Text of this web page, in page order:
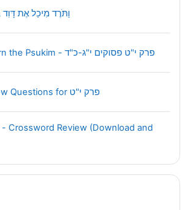
וַתֹּרֶד מִיכַל אֶת דָּוִד
Let's Learn the Psukim - פרק י"ט פסוקים י"ג-כ"דPage
19a Review Questions for פרק י"טQuiz